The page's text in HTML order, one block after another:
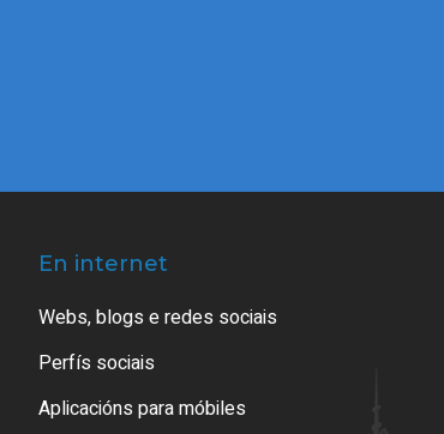
En internet
Webs, blogs e redes sociais
Perfís sociais
Aplicacións para móbiles